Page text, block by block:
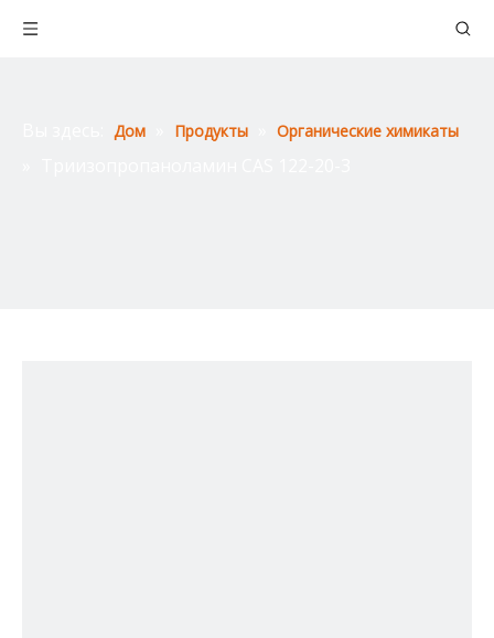
Дом Продукты Органические химикаты